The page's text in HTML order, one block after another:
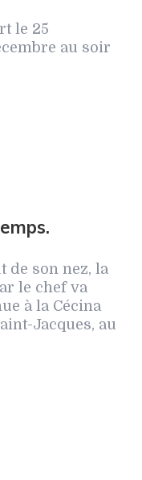
le 25
au soir
de son nez, la
le chef va
à la Cécina
Jacques, au